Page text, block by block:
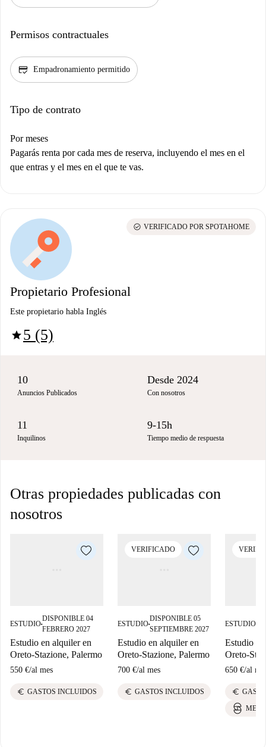
Permisos contractuales
credit_score Empadronamiento permitido
Tipo de contrato
Por meses
Pagarás renta por cada mes de reserva, incluyendo el mes en el
que entras y el mes en el que te vas.
Propietario Profesional
Este propietario habla Inglés
star5 (5)
check_circle VERIFICADO POR SPOTAHOME
10
Anuncios Publicados
Desde 2024
Con nosotros
11
Inquilinos
9-15h
Tiempo medio de respuesta
Otras propiedades publicadas con
nosotros
ESTUDIO■
DISPONIBLE 04
FEBRERO 2027
Estudio en alquiler en
Oreto-Stazione, Palermo
550 €/al mes
euro GASTOS INCLUIDOS
VERIFICADO
ESTUDIO■
DISPONIBLE 05
SEPTIEMBRE 2027
Estudio en alquiler en
Oreto-Stazione, Palermo
700 €/al mes
euro GASTOS INCLUIDOS
ESTUDIO
Estudio
Oreto-
650 €/al
euro